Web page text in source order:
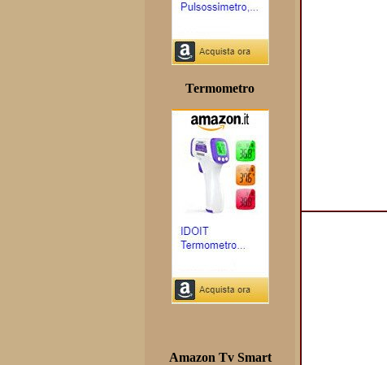
Termometro
Amazon Tv Smart